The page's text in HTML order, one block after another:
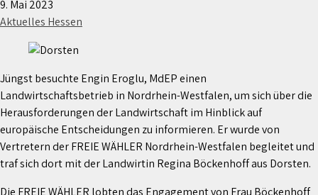
9. Mai 2023
Aktuelles Hessen
Jüngst besuchte Engin Eroglu, MdEP einen
Landwirtschaftsbetrieb in Nordrhein-Westfalen, um sich über die
Herausforderungen der Landwirtschaft im Hinblick auf
europäische Entscheidungen zu informieren. Er wurde von
Vertretern der FREIE WÄHLER Nordrhein-Westfalen begleitet und
traf sich dort mit der Landwirtin Regina Böckenhoff aus Dorsten.
Die FREIE WÄHLER lobten das Engagement von Frau Böckenhoff